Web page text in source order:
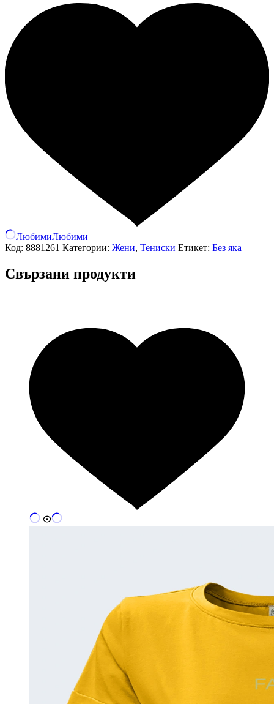
ЛюбимиЛюбими
Код: 8881261 Категории: Жени, Тениски Етикет: Без яка
Свързани продукти